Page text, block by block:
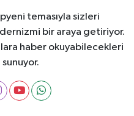
temasıyla sizleri
bir araya getiriyor.
haber okuyabilecekleri
sunuyor.